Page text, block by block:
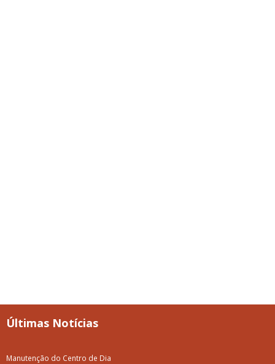
Últimas Notícias
Manutenção do Centro de Dia